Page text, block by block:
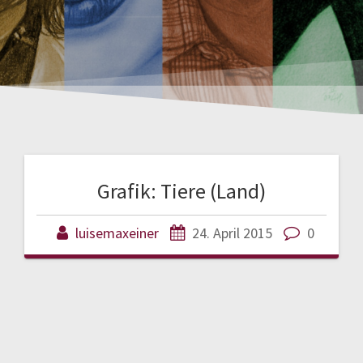
Grafik: Tiere (Land)
luisemaxeiner 24. April 2015 0